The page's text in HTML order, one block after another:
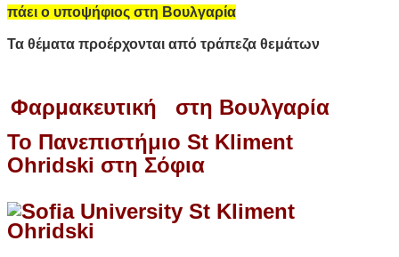
πάει ο υποψήφιος στη Βουλγαρία
Τα θέματα προέρχονται από τράπεζα θεμάτων
Φαρμακευτική στη Βουλγαρία
Το Πανεπιστήμιο St Kliment
Ohridski στη Σόφια